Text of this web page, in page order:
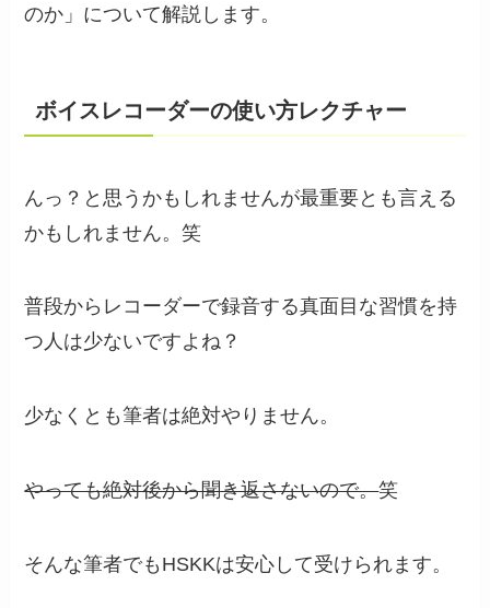
のか」について解説します。
ボイスレコーダーの使い方レクチャー
んっ？と思うかもしれませんが最重要とも言える
かもしれません。笑
普段からレコーダーで録音する真面目な習慣を持
つ人は少ないですよね？
少なくとも筆者は絶対やりません。
やっても絶対後から聞き返さないので。笑
そんな筆者でもHSKKは安心して受けられます。